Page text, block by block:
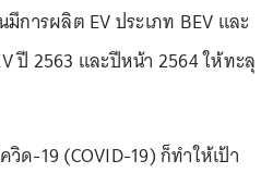
การผลิต EV ประเภท BEV และ
ปี 2563 และปีหน้า 2564 ให้ทะลุ
ด-19 (COVID-19) ก็ทำให้เป้า